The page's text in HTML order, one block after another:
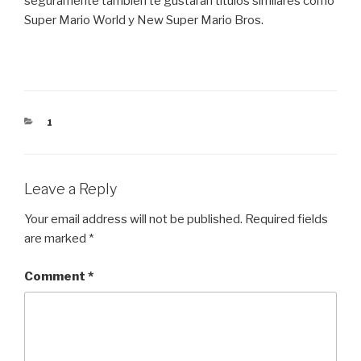
Super Mario World y New Super Mario Bros.
CATEGORIES
1
Leave a Reply
Your email address will not be published. Required fields
are marked *
Comment *